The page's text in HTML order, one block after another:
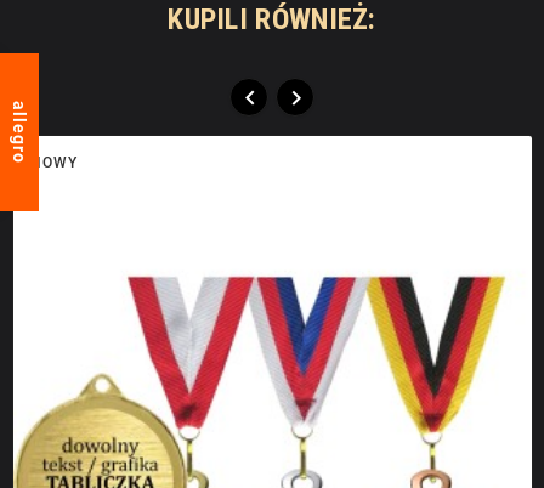
KUPILI RÓWNIEŻ:
 
NOWY
allegro